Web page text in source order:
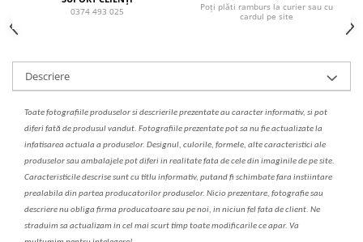
0374 493 025
Poți plăti ramburs la curier sau cu
cardul pe site
Descriere
Toate fotografiile produselorsi descrierileprezentate au caracter informativ, si pot
diferi fată de produsul vandut. Fotografiile prezentate pot sa nu fie actualizate la
infatisarea actuala a produselor. Designul, culorile, formele, alte caracteristici ale
produselor sau ambalajele pot diferi in realitate fata de cele din imaginile de pe site.
Caracteristicile descrise sunt cu titlu informativ, putand fi schimbate fara instiintare
prealabila din partea producatorilor produselor. Nicio prezentare, fotografie sau
descriere nu obliga firma producatoare sau pe noi, in niciun fel fata de client. Ne
straduim sa actualizam in cel mai scurt timp toate modificarile ce apar. Va